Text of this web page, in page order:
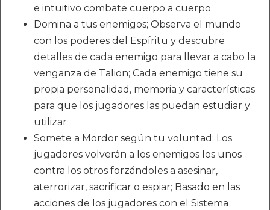
e intuitivo combate cuerpo a cuerpo
Domina a tus enemigos; Observa el mundo
con los poderes del Espíritu y descubre
detalles de cada enemigo para llevar a cabo la
venganza de Talion; Cada enemigo tiene su
propia personalidad, memoria y características
para que los jugadores las puedan estudiar y
utilizar
Somete a Mordor según tu voluntad; Los
jugadores volverán a los enemigos los unos
contra los otros forzándoles a asesinar,
aterrorizar, sacrificar o espiar; Basado en las
acciones de los jugadores con el Sistema